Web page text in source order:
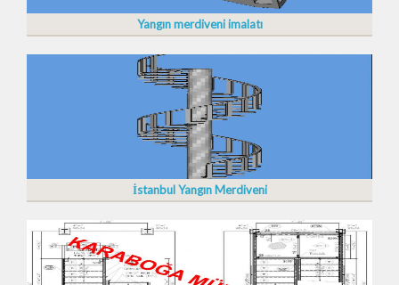
Yangın merdiveni imalatı
İstanbul Yangın Merdiveni